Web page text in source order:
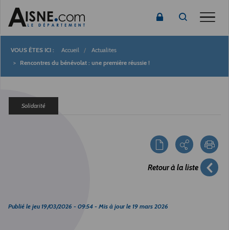
Fil
Accueil
Actualites
Rencontres du bénévolat : une première réussie !
Solidarité
Retour à la liste
Publié le jeu 19/03/2026 - 09:54 - Mis à jour le 19 mars 2026